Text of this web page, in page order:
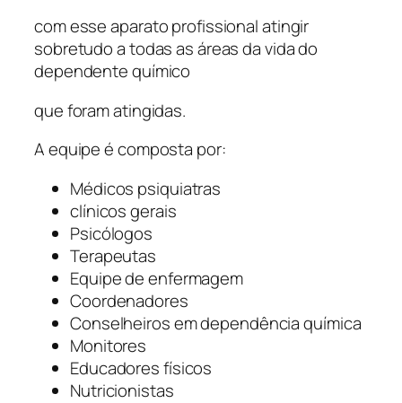
com esse aparato profissional atingir
sobretudo a todas as áreas da vida do
dependente químico
que foram atingidas.
A equipe é composta por:
Médicos psiquiatras
clínicos gerais
Psicólogos
Terapeutas
Equipe de enfermagem
Coordenadores
Conselheiros em dependência química
Monitores
Educadores físicos
Nutricionistas